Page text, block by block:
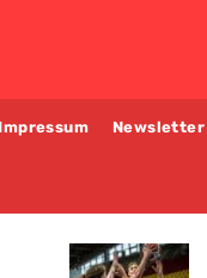
Impressum Newsletter